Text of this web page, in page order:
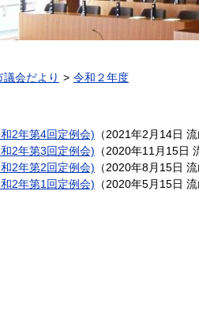
議会だより 令和２年度
2年第4回定例会) （2021年2月14日
2年第3回定例会) （2020年11月15日
2年第2回定例会) （2020年8月15日
2年第1回定例会) （2020年5月15日